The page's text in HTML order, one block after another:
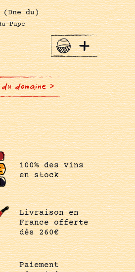
(Dne du)
Pape
+
domaine >
100% des vins
en stock
Livraison en
France offerte
dès 260€
Paiement